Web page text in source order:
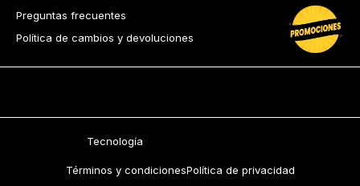
Preguntas frecuentes
Política de cambios y devoluciones
Tecnología
Términos y condicionesPolítica de privacidad